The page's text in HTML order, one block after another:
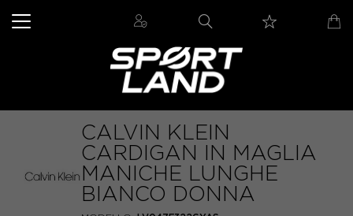
CALVIN KLEIN
CARDIGAN IN MAGLIA
MANICHE LUNGHE
BIANCO DONNA